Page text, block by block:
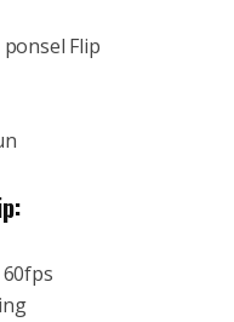
Flip